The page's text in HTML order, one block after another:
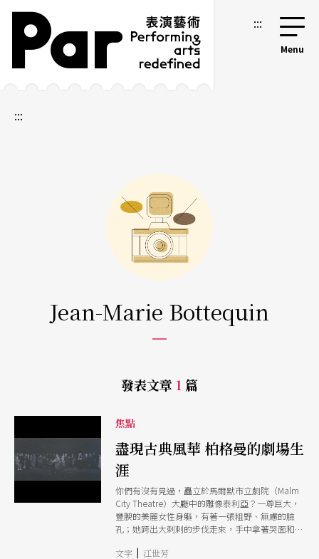
跳到主要內容區塊
網站導覽 :::
:::
Jean-Marie Bottequin
發表文章 1 篇
焦點
盡現古典風華 柏格曼的劇場生
涯
你們有沒有見過，矗立於馬爾默市立劇院（Malm
City Theatre）大廳中的雕像泰利亞？一尊巨大，
豐腴的美麗女性身軀，有著一張粗野、無慮的臉
孔；她跨出大剌剌的步伐走來，手中拿著哭面和笑
的笑容。這就是我所看到的劇場，在它最善最眞的
文字 | 江世芳